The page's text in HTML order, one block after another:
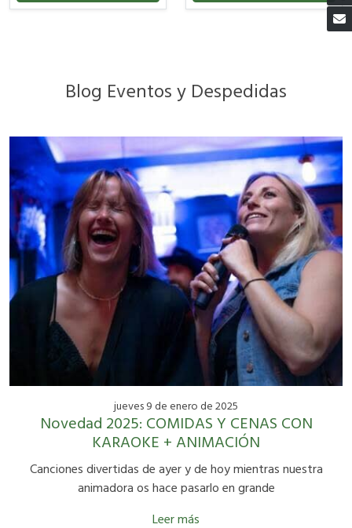
Blog Eventos y Despedidas
jueves 9 de enero de 2025
Novedad 2025: COMIDAS Y CENAS CON
KARAOKE + ANIMACIÓN
Canciones divertidas de ayer y de hoy mientras nuestra
animadora os hace pasarlo en grande
Leer más